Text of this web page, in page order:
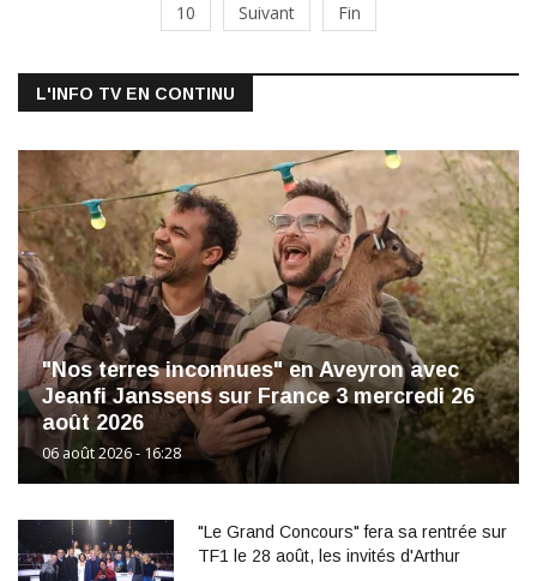
10
Suivant Fin
L'INFO TV EN CONTINU
"Nos terres inconnues" en Aveyron avec
Jeanfi Janssens sur France 3 mercredi 26
août 2026
06 août 2026 - 16:28
"Le Grand Concours" fera sa rentrée sur
TF1 le 28 août, les invités d'Arthur